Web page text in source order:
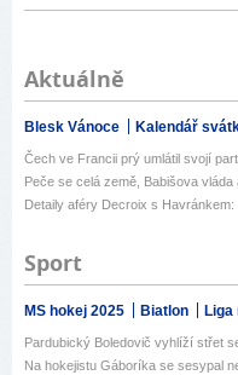
Aktuálně
Blesk Vánoce Kalendář
Čech ve Francii prý umlátil svojí
Peče se celá země, Babišova vláda
Detaily aféry Decroix s
Sport
MS hokej 2025 Biatlon
Pardubický Boledovič vyhlíží střet
Na hokejistu Gáboríka se sesypal